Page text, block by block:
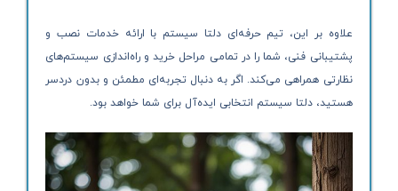
علاوه بر این، تیم حرفه‌ای دلتا سیستم با ارائه خدمات نصب و
پشتیبانی فنی، شما را در تمامی مراحل خرید و راه‌اندازی سیستم‌های
نظارتی همراهی می‌کند. اگر به دنبال تجربه‌ای مطمئن و بدون دردسر
هستید، دلتا سیستم انتخابی ایده‌آل برای شما خواهد بود.